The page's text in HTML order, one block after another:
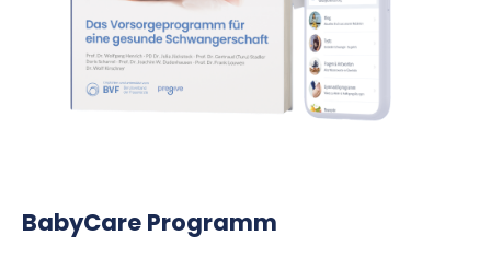
BabyCare Programm